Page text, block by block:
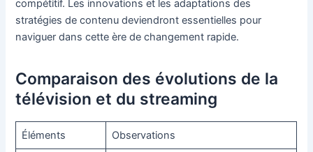
compétitif. Les innovations et les adaptations des
stratégies de contenu deviendront essentielles pour
naviguer dans cette ère de changement rapide.
Comparaison des évolutions de la
télévision et du streaming
Éléments Observations